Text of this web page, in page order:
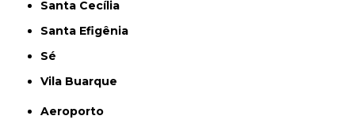
Santa Cecília
Santa Efigênia
Sé
Vila Buarque
Aeroporto